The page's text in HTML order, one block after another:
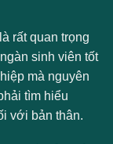
rất quan trọng
sinh viên tốt
mà nguyên
tìm hiểu
với bản thân.